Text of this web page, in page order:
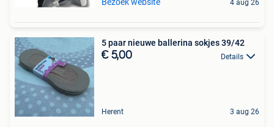
Bezoek website 4 aug 26
5 paar nieuwe ballerina sokjes 39/42
€ 5,00 Details
Herent 3 aug 26